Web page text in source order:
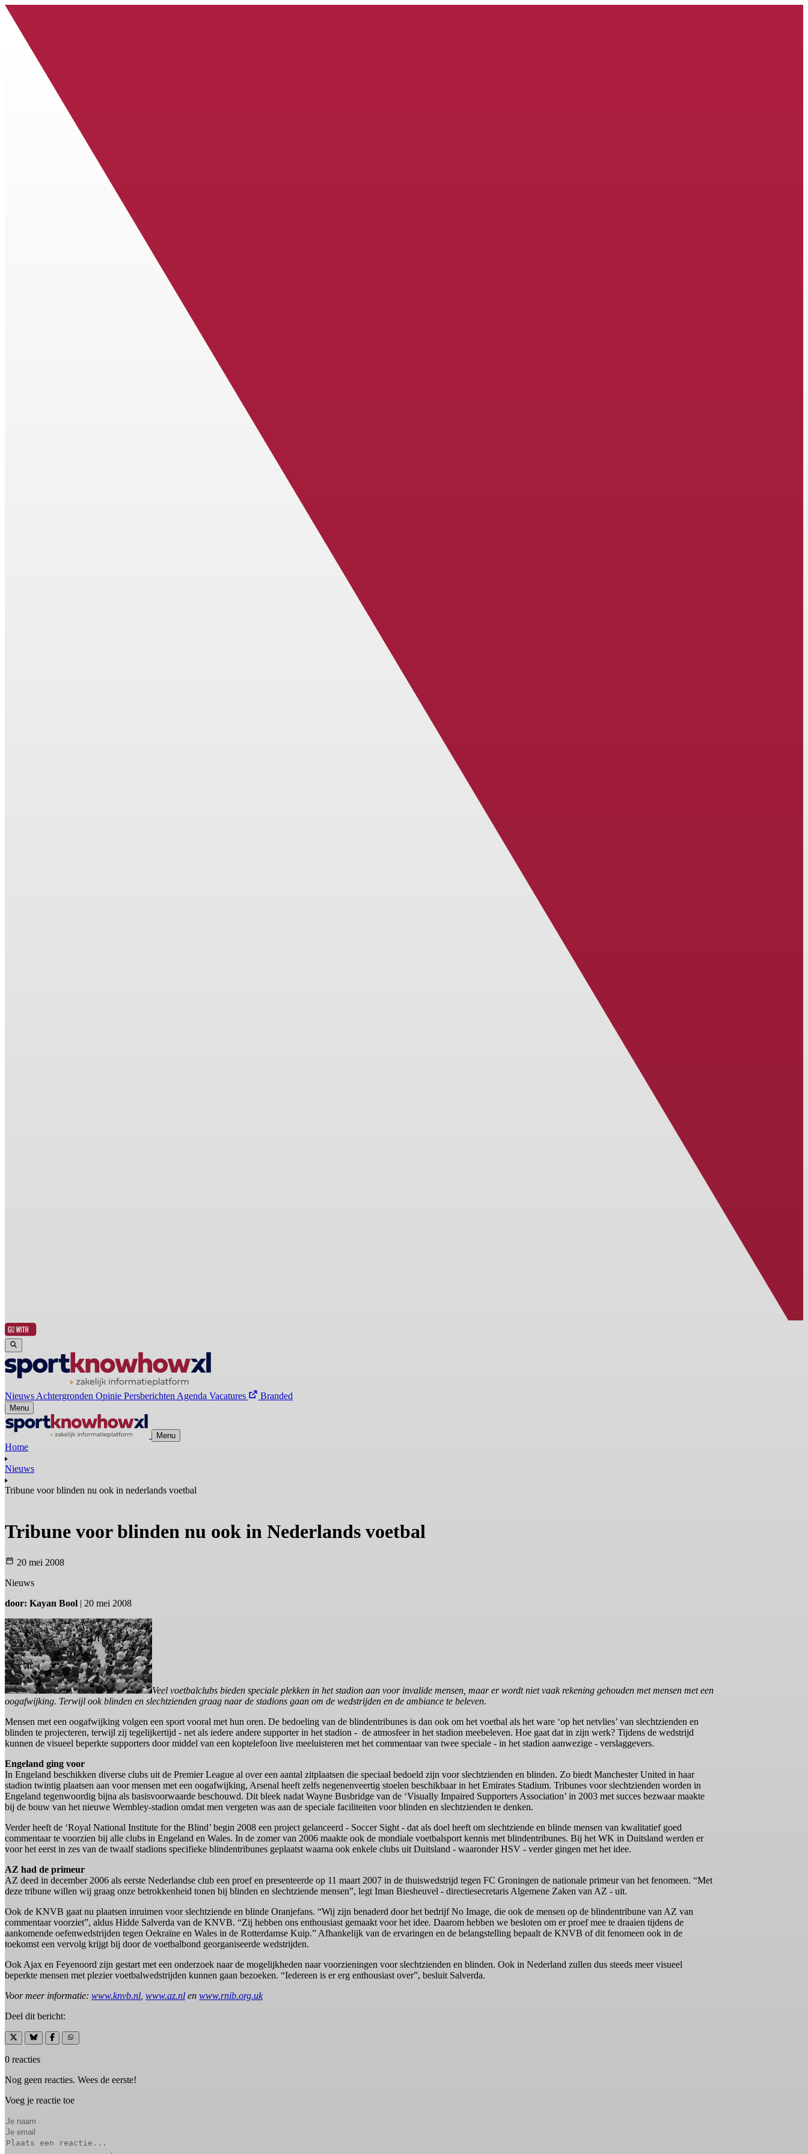
Nieuws Achtergronden Opinie Persberichten Agenda Vacatures Branded
Menu
Menu
Home
Nieuws
Tribune voor blinden nu ook in nederlands voetbal
Tribune voor blinden nu ook in Nederlands voetbal
20 mei 2008
Nieuws
door: Kayan Bool | 20 mei 2008
Veel voetbalclubs bieden speciale plekken in het stadion aan voor invalide mensen, maar er wordt niet vaak rekening gehouden met mensen met een
oogafwijking. Terwijl ook blinden en slechtzienden graag naar de stadions gaan om de wedstrijden en de ambiance te beleven.
Mensen met een oogafwijking volgen een sport vooral met hun oren. De bedoeling van de blindentribunes is dan ook om het voetbal als het ware ‘op het netvlies’ van slechtzienden en
blinden te projecteren, terwijl zij tegelijkertijd - net als iedere andere supporter in het stadion - de atmosfeer in het stadion meebeleven. Hoe gaat dat in zijn werk? Tijdens de wedstrijd
kunnen de visueel beperkte supporters door middel van een koptelefoon live meeluisteren met het commentaar van twee speciale - in het stadion aanwezige - verslaggevers.
Engeland ging voor
In Engeland beschikken diverse clubs uit de Premier League al over een aantal zitplaatsen die speciaal bedoeld zijn voor slechtzienden en blinden. Zo biedt Manchester United in haar
stadion twintig plaatsen aan voor mensen met een oogafwijking, Arsenal heeft zelfs negenenveertig stoelen beschikbaar in het Emirates Stadium. Tribunes voor slechtzienden worden in
Engeland tegenwoordig bijna als basisvoorwaarde beschouwd. Dit bleek nadat Wayne Busbridge van de ‘Visually Impaired Supporters Association’ in 2003 met succes bezwaar maakte
bij de bouw van het nieuwe Wembley-stadion omdat men vergeten was aan de speciale faciliteiten voor blinden en slechtzienden te denken.
Verder heeft de ‘Royal National Institute for the Blind’ begin 2008 een project gelanceerd - Soccer Sight - dat als doel heeft om slechtziende en blinde mensen van kwalitatief goed
commentaar te voorzien bij alle clubs in Engeland en Wales. In de zomer van 2006 maakte ook de mondiale voetbalsport kennis met blindentribunes. Bij het WK in Duitsland werden er
voor het eerst in zes van de twaalf stadions specifieke blindentribunes geplaatst waarna ook enkele clubs uit Duitsland - waaronder HSV - verder gingen met het idee.
AZ had de primeur
AZ deed in december 2006 als eerste Nederlandse club een proef en presenteerde op 11 maart 2007 in de thuiswedstrijd tegen FC Groningen de nationale primeur van het fenomeen. “Met
deze tribune willen wij graag onze betrokkenheid tonen bij blinden en slechtziende mensen”, legt Iman Biesheuvel - directiesecretaris Algemene Zaken van AZ - uit.
Ook de KNVB gaat nu plaatsen inruimen voor slechtziende en blinde Oranjefans. “Wij zijn benaderd door het bedrijf No Image, die ook de mensen op de blindentribune van AZ van
commentaar voorziet”, aldus Hidde Salverda van de KNVB. “Zij hebben ons enthousiast gemaakt voor het idee. Daarom hebben we besloten om er proef mee te draaien tijdens de
aankomende oefenwedstrijden tegen Oekraïne en Wales in de Rotterdamse Kuip.” Afhankelijk van de ervaringen en de belangstelling bepaalt de KNVB of dit fenomeen ook in de
toekomst een vervolg krijgt bij door de voetbalbond georganiseerde wedstrijden.
Ook Ajax en Feyenoord zijn gestart met een onderzoek naar de mogelijkheden naar voorzieningen voor slechtzienden en blinden. Ook in Nederland zullen dus steeds meer visueel
beperkte mensen met plezier voetbalwedstrijden kunnen gaan bezoeken. “Iedereen is er erg enthousiast over”, besluit Salverda.
Voor meer informatie: www.knvb.nl www.az.nl en www.rnib.org.uk
Deel dit bericht:
0 reacties
Nog geen reacties. Wees de eerste!
Voeg je reactie toe